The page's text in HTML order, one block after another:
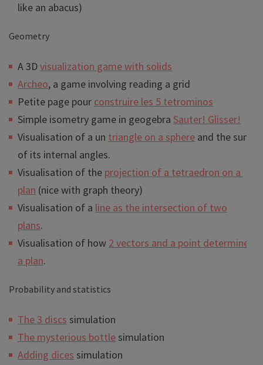
like an abacus)
Geometry
A 3Dvisualization game with solids
Archeo, a game involving reading a grid
Petite page pour construire les 5 tetrominos
Simple isometry game in geogebra Sauter! Glisser!
Visualisation of a un triangle on a sphere and the sum
of its internal angles.
Visualisation of the projection of a tetraedron on a
plan (nice with graph theory)
Visualisation of a line as the intersection of two
plans.
Visualisation of how 2 vectors and a point determine
a plan.
Probability and statistics
The 3 discs simulation
The mysterious bottle simulation
Adding dices simulation